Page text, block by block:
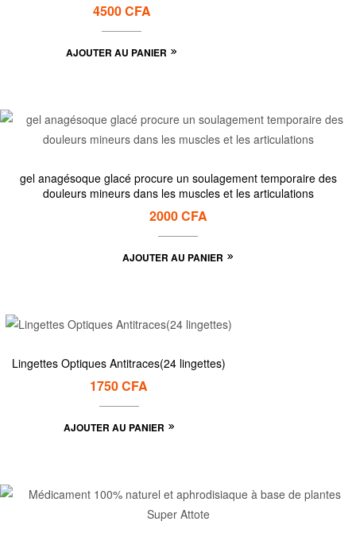
4500CFA
AJOUTER AU PANIER
gel anagésoque glacé procure un soulagement temporaire des
douleurs mineurs dans les muscles et les articulations
2000CFA
AJOUTER AU PANIER
Lingettes Optiques Antitraces(24 lingettes)
1750CFA
AJOUTER AU PANIER